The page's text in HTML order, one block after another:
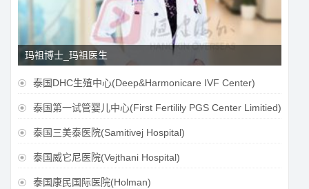
玛祖博士_玛祖医生
 泰国DHC生殖中心(Deep&Harmonicare IVF Center)
 泰国第一试管婴儿中心(First Fertilily PGS Center Limitied)
 泰国三美泰医院(Samitivej Hospital)
 泰国威它尼医院(Vejthani Hospital)
 泰国康民国际医院(Holman)